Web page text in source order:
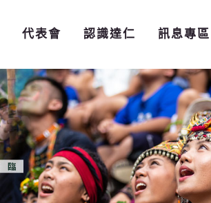
代表會 認識達仁 訊息專區